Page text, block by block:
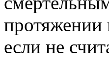
протяжении
если не